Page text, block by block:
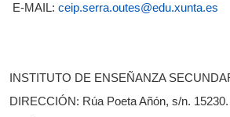
E-MAIL: ceip.serra.outes@edu.xunta.es
INSTITUTO DE ENSEÑANZA
DIRECCIÓN: Rúa Poeta Añón, s/n.